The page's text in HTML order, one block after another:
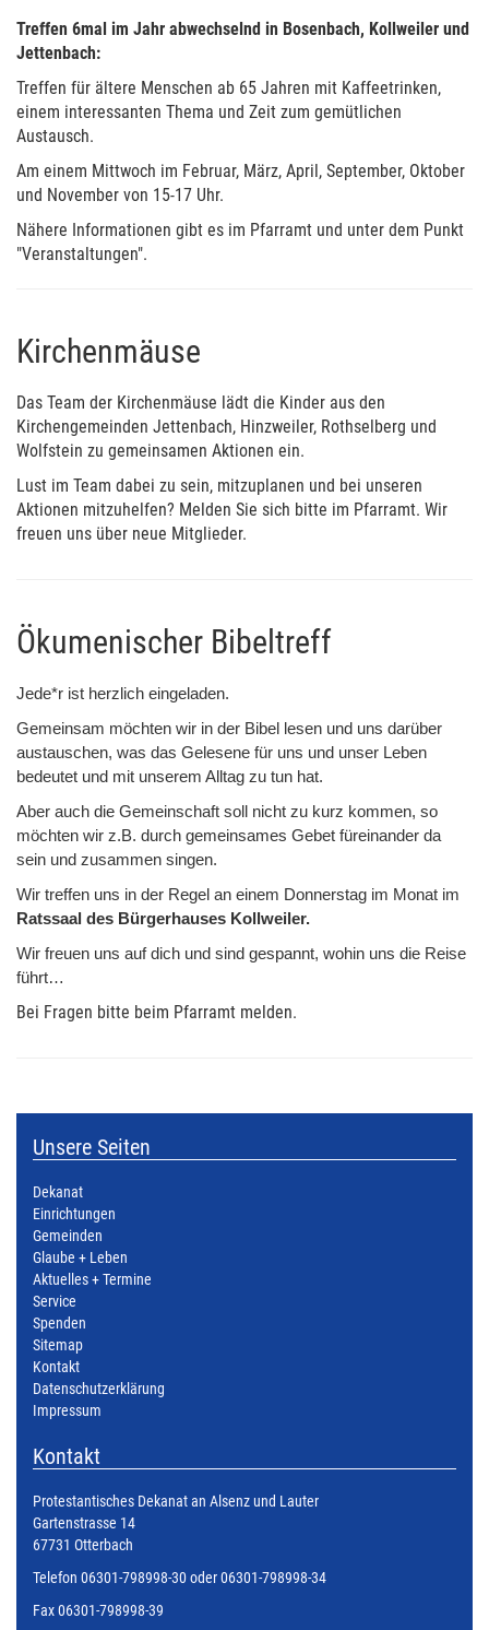
Treffen 6mal im Jahr abwechselnd in Bosenbach, Kollweiler und
Jettenbach:
Treffen für ältere Menschen ab 65 Jahren mit Kaffeetrinken,
einem interessanten Thema und Zeit zum gemütlichen
Austausch.
Am einem Mittwoch im Februar, März, April, September, Oktober
und November von 15-17 Uhr.
Nähere Informationen gibt es im Pfarramt und unter dem Punkt
"Veranstaltungen".
Kirchenmäuse
Das Team der Kirchenmäuse lädt die Kinder aus den
Kirchengemeinden Jettenbach, Hinzweiler, Rothselberg und
Wolfstein zu gemeinsamen Aktionen ein.
Lust im Team dabei zu sein, mitzuplanen und bei unseren
Aktionen mitzuhelfen? Melden Sie sich bitte im Pfarramt. Wir
freuen uns über neue Mitglieder.
Ökumenischer Bibeltreff
Jede*r ist herzlich eingeladen.
Gemeinsam möchten wir in der Bibel lesen und uns darüber
austauschen, was das Gelesene für uns und unser Leben
bedeutet und mit unserem Alltag zu tun hat.
Aber auch die Gemeinschaft soll nicht zu kurz kommen, so
möchten wir z.B. durch gemeinsames Gebet füreinander da
sein und zusammen singen.
Wir treffen uns in der Regel an einem Donnerstag im Monat im
Ratssaal des Bürgerhauses Kollweiler.
Wir freuen uns auf dich und sind gespannt, wohin uns die Reise
führt…
Bei Fragen bitte beim Pfarramt melden.
Unsere Seiten
Dekanat
Einrichtungen
Gemeinden
Glaube + Leben
Aktuelles + Termine
Service
Spenden
Sitemap
Kontakt
Datenschutzerklärung
Impressum
Kontakt
Protestantisches Dekanat an Alsenz und Lauter
Gartenstrasse 14
67731 Otterbach
Telefon 06301-798998-30 oder 06301-798998-34
Fax 06301-798998-39